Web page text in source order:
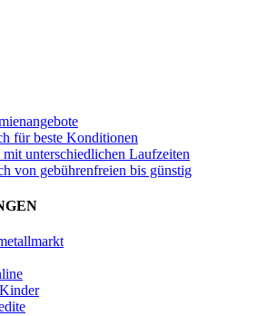
für beste Konditionen
unterschiedlichen Laufzeiten
von gebührenfreien bis günstig